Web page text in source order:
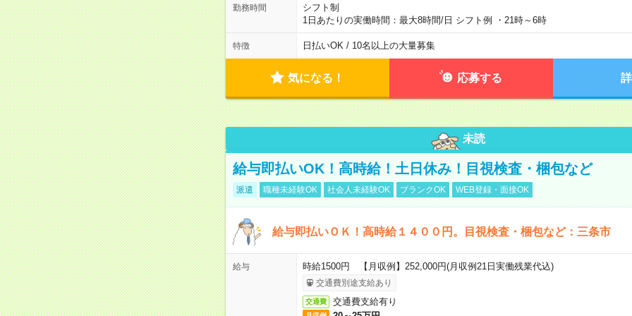
勤務時間
シフト制
1日あたりの実働時間：最大8時間/日 シフト例 ・21時～6時
特徴 日払いOK / 10名以上の大量募集
気になる！ 応募する
未読
給与即払いOK！高時給！土日休み！目視検査・梱包など
派遣 職種未経験OK 社会人未経験OK ブランクOK WEB登録・面接OK
給与即払いＯＫ！高時給１４００円。目視検査・梱包など：三条市
給与 時給1500円 【月収例】252,000円(月収例21日実働残業代込)
交通費別途支給あり
交通費 交通費支給有り